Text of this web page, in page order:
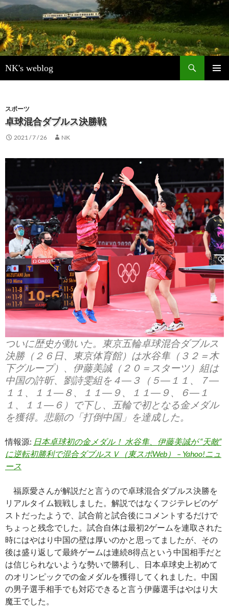
NK's weblog
索
ン
ツ
ス
ッ
スポーツ
卓球混合ダブルス決勝戦
2021 / 7 / 26 NK
ついに歴史が動いた。東京五輪卓球混合ダブルス
決勝（２６日、東京体育館）は水谷隼（３２＝木
下グループ）、伊藤美誠（２０＝スターツ）組は
中国の許昕、劉詩雯組を４―３（５―１１、７―
１１、１１―８、１１―９、１１―９、６―１
１、１１―６）で下し、五輪で初となる金メダル
を獲得。悲願の「打倒中国」を達成した。
情報源: 日本卓球初の金メダル！ 水谷隼、伊藤美誠が “天敵”
に逆転初勝利で混合ダブルスＶ（東スポWeb） – Yahoo!ニュ
ース
福原愛さんが解説だと言うので卓球混合ダブルス決勝を
リアルタイム観戦しました。解説ではなくフジテレビのゲ
ストだったようで、試合前と試合後にコメントするだけで
ちょっと残念でした。試合自体は最初2ゲームを連取された
時にはやはり中国の壁は厚いのかと思ってましたが、その
後は盛り返して最終ゲームは連続8得点という中国相手だと
は信じられないような勢いで勝利し、日本卓球史上初めて
のオリンピックでの金メダルを獲得してくれました。中国
の男子選手相手でも対応できると言う伊藤選手はやはり大
魔王でした。